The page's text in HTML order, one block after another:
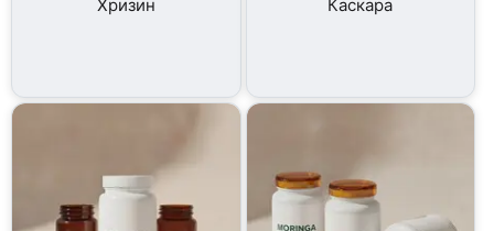
Хризин Каскара